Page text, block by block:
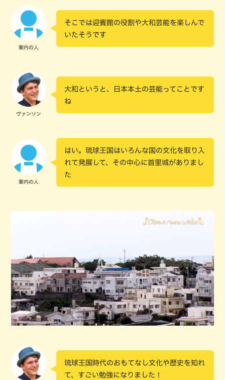
案内の人
そこでは迎賓館の役割や大和芸能を楽しんで
いたそうです
ヴァンソン
大和というと、日本本土の芸能ってことです
ね
案内の人
はい。琉球王国はいろんな国の文化を取り入
れて発展して、その中心に首里城がありまし
た
琉球王国時代のおもてなし文化や歴史を知れ
て、すごい勉強になりました！